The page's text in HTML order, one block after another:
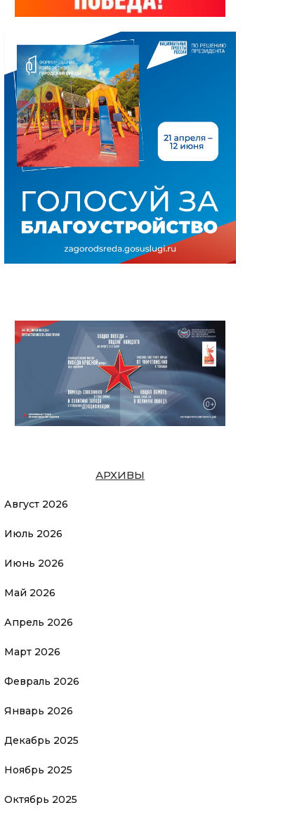
АРХИВЫ
Август 2026
Июль 2026
Июнь 2026
Май 2026
Апрель 2026
Март 2026
Февраль 2026
Январь 2026
Декабрь 2025
Ноябрь 2025
Октябрь 2025